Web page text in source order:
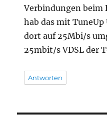
Verbindungen beim
hab das mit
dort auf 25Mbi/s
25mbit/s VDSL der
Antworten